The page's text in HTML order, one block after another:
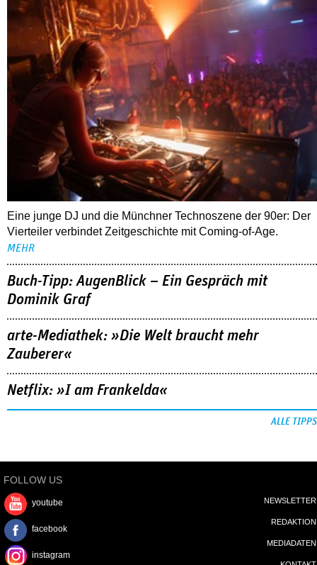
Eine junge DJ und die Münchner Technoszene der 90er: Der
Vierteiler verbindet Zeitgeschichte mit Coming-of-Age.
MEHR
Buch-Tipp: AugenBlick – Ein Gespräch mit
Dominik Graf
arte-Mediathek: »Die Welt braucht mehr
Zauberer«
Netflix: »I am Frankelda«
ALLE TIPPS
FOLLOW US
youtube
facebook
instagram
NEWSLETTER
REDAKTION
MEDIADATEN